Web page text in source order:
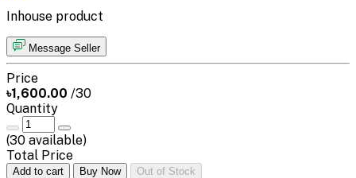
Inhouse product
Message Seller
Price
৳1,600.00 /30
Quantity
(30 available)
Total Price
Add to cart Buy Now Out of Stock